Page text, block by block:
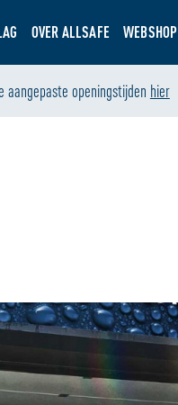
OVER ALLSAFE WEBSHOP
aangepaste openingstijden hier